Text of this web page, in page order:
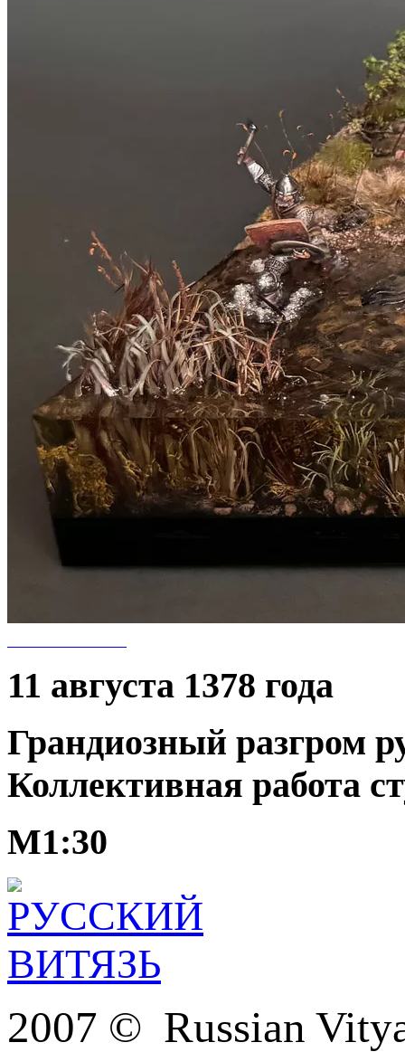
11 августа 1378 года
Грандиозный разгром
Коллективная работа
М1:30
2007 © Russian